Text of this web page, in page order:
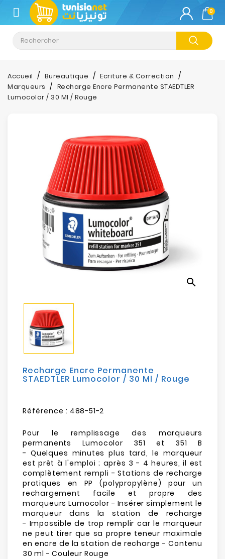
CATÉGORIE
Climatisation
Informatique
Téléphonie
Electroménager
Bureautique
Sécurité
Mobilités
Loisirs
0
Accueil Bureautique
Ecriture & Correction
Marqueurs
Recharge Encre Permanente STAEDTLER
Lumocolor / 30 Ml / Rouge
search
Recharge Encre Permanente
STAEDTLER Lumocolor / 30 Ml / Rouge
Référence : 488-51-2
Pour le remplissage des marqueurs
permanents Lumocolor 351 et 351 B
- Quelques minutes plus tard, le marqueur
est prêt à l'emploi ; après 3 - 4 heures, il est
complètement rempli - Stations de recharge
pratiques en PP (polypropylène) pour un
rechargement facile et propre des
marqueurs Lumocolor - Insérer simplement le
marqueur dans la station de recharge
- Impossible de trop remplir car le marqueur
ne peut tirer que sa propre teneur maximale
en encre de la station de recharge - Contenu
30 ml - Couleur Rouge